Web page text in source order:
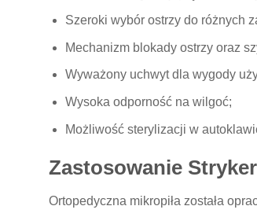
Szeroki wybór ostrzy do różnych
Mechanizm blokady ostrzy oraz
Wyważony uchwyt dla wygody
Wysoka odporność na wilgoć;
Możliwość sterylizacji w
Zastosowanie
Ortopedyczna mikropiła została